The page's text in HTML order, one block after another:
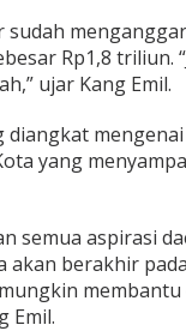
sudah
Rp1,8
ujar Kang Emil.
diangkat
yang
semua aspirasi
akan berakhir
Emil.